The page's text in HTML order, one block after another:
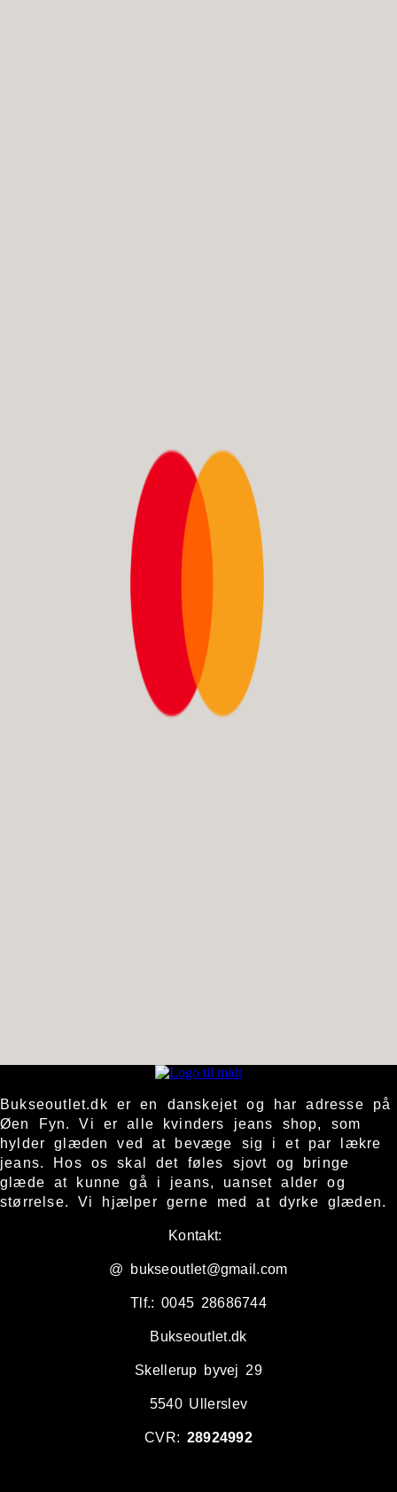
Bukseoutlet.dk er en danskejet og har adresse på
Øen Fyn. Vi er alle kvinders jeans shop, som
hylder glæden ved at bevæge sig i et par lækre
jeans. Hos os skal det føles sjovt og bringe
glæde at kunne gå i jeans, uanset alder og
størrelse. Vi hjælper gerne med at dyrke glæden.
Kontakt:
@ bukseoutlet@gmail.com
Tlf.: 0045 28686744
Bukseoutlet.dk
Skellerup byvej 29
5540 Ullerslev
CVR: 28924992